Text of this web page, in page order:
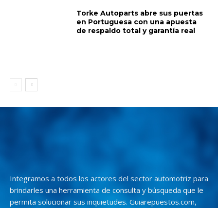
Torke Autoparts abre sus puertas
en Portuguesa con una apuesta
de respaldo total y garantía real
Integramos a todos los actores del sector automotriz para
brindarles una herramienta de consulta y búsqueda que le
permita solucionar sus inquietudes. Guiarepuestos.com,